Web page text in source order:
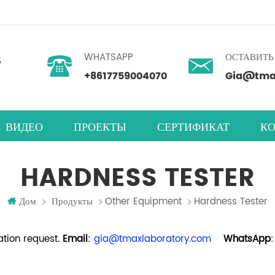
WHATSAPP
+8617759004070
ВИДЕО ПРОЕКТЫ СЕРТИФИКАТ
HARDNESS TESTER
Дом Продукты Other Equipment Hardness Tester
request. Email: gia@tmaxlaboratory.com WhatsApp: